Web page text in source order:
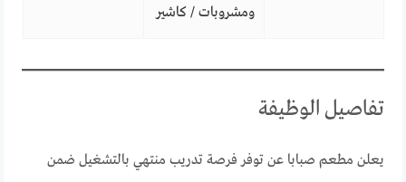
ومشروبات / كاشير
تفاصيل الوظيفة
يعلن مطعم صبابا عن توفر فرصة تدريب منتهي بالتشغيل ضمن